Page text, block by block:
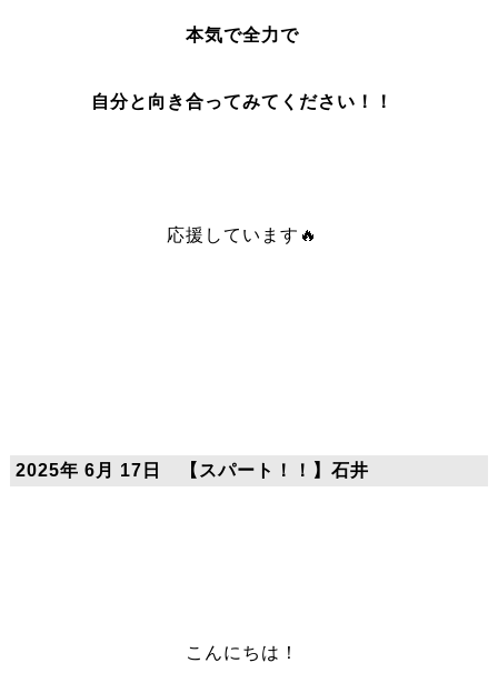
本気で全力で
自分と向き合ってみてください！！
応援しています🔥
2025年 6月 17日 【スパート！！】石井
こんにちは！